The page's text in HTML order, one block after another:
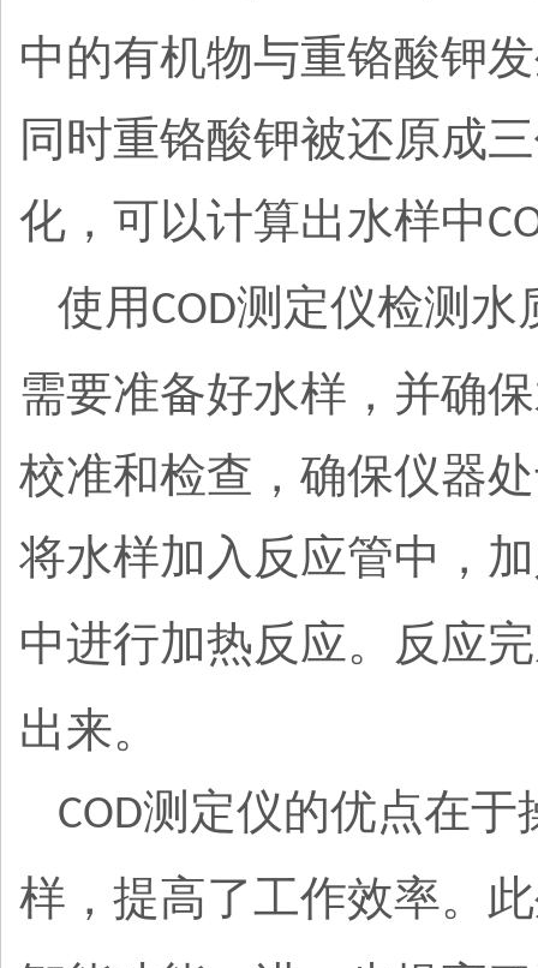
中的有机物与重铬酸钾
同时重铬酸钾被还原成
化，可以计算出水样中
使用 COD测定仪检测水
需要准备好水样，并确
校准和检查，确保仪器
将水样加入反应管中，
中进行加热反应。反应
出来。
COD测定仪的优点在于
样，提高了工作效率。